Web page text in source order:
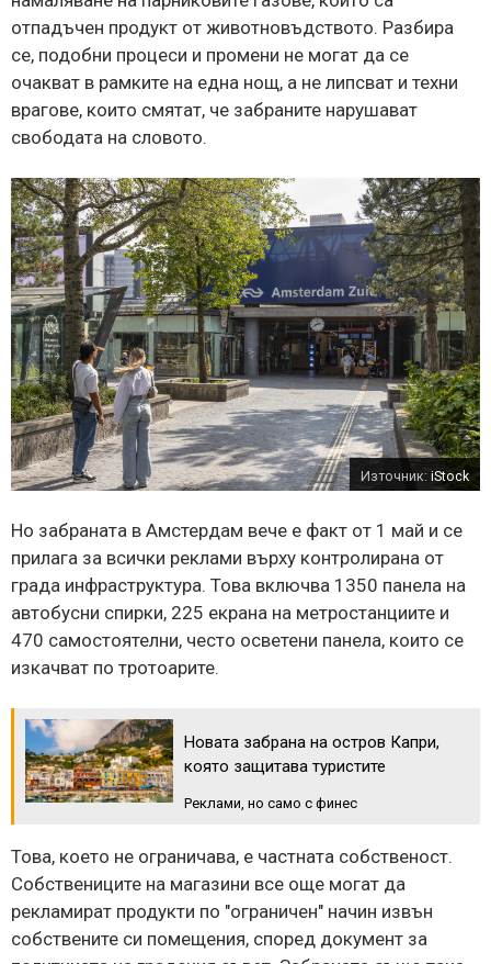
отпадъчен продукт от животновъдството. Разбира
се, подобни процеси и промени не могат да се
очакват в рамките на една нощ, а не липсват и техни
врагове, които смятат, че забраните нарушават
свободата на словото.
Източник: iStock
Но забраната в Амстердам вече е факт от 1 май и се
прилага за всички реклами върху контролирана от
града инфраструктура. Това включва 1350 панела на
автобусни спирки, 225 екрана на метростанциите и
470 самостоятелни, често осветени панела, които се
изкачват по тротоарите.
Новата забрана на остров Капри,
която защитава туристите
Реклами, но само с финес
Това, което не ограничава, е частната собственост.
Собствениците на магазини все още могат да
рекламират продукти по "ограничен" начин извън
собствените си помещения, според документ за